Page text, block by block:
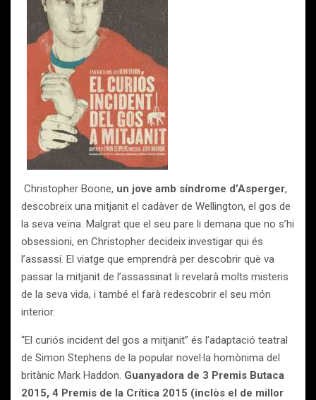
Christopher Boone, un jove amb síndrome d’Asperger,
descobreix una mitjanit el cadàver de Wellington, el gos de
la seva veïna. Malgrat que el seu pare li demana que no s’hi
obsessioni, en Christopher decideix investigar qui és
l’assassí. El viatge que emprendrà per descobrir què va
passar la mitjanit de l’assassinat li revelarà molts misteris
de la seva vida, i també el farà redescobrir el seu món
interior.
“El curiós incident del gos a mitjanit” és l’adaptació teatral
de Simon Stephens de la popular novel·la homònima del
britànic Mark Haddon. Guanyadora de 3 Premis Butaca
2015, 4 Premis de la Crítica 2015 (inclòs el de millor